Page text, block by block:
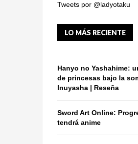
Tweets por @ladyotaku
LO MÁS RECIENTE
Hanyo no Yashahime:
de princesas bajo la
Inuyasha | Reseña
Sword Art Online:
tendrá anime